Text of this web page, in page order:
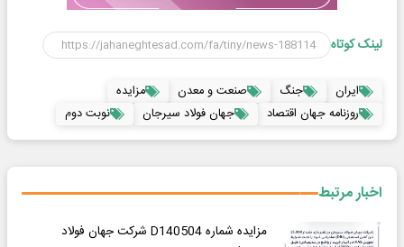
لینک کوتاه
ایران جنگ صنعت و معدن
مزایده
روزنامه جهان اقتصاد
جهان فولاد سیرجان نوبت دوم
اخبار مرتبط
مزایده شماره D140504 شرکت جهان فولاد